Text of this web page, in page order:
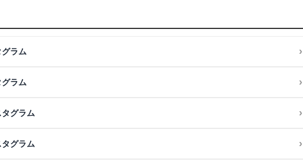
グラム
グラム
タグラム
タグラム